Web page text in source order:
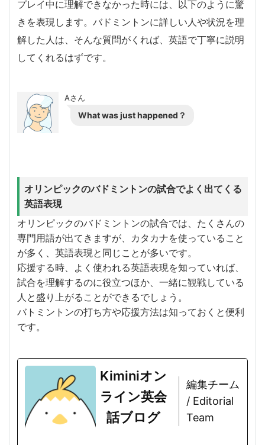
プレイ中に理解できなかった時には、以下のように驚
きを表現します。バドミントンに詳しい人や状況を理
解した人は、そんな質問がくれば、英語で丁寧に説明
してくれるはずです。
Aさん
What was just happened？
オリンピックのバドミントンの試合でよく出てくる
英語表現
オリンピックのバドミントンの試合では、たくさんの
専門用語が出てきますが、カタカナを使っていること
が多く、英語表現と同じことが多いです。
応援する時、よく使われる英語表現を知っていれば、
試合を理解するのに役立つほか、一緒に観戦している
人と盛り上がることができるでしょう。
バトミントンの打ち方や応援方法は知っておくと便利
です。
Kiminiオン
ライン英会
話ブログ
編集チーム
/ Editorial
Team